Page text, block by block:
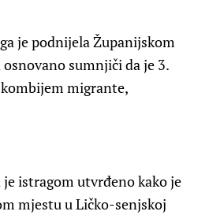
je podnijela Županijskom
sumnjiči da je 3.
migrante,
istragom utvrđeno kako je
mjestu u Ličko-senjskoj